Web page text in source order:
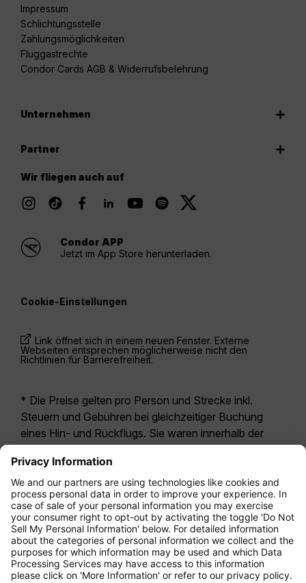
Impressum
Schlichtungsstelle
Zahlungsmöglichkeiten
Fluggastrechte
Condor Cards AGB & Widerrufsbelehrung
Unternehmen
Partner
Wir fliegen auch auf
Condor APP
Jetzt im App Store herunterladen.
Cookie-Einstellungen
Link öffnet sich in einem neuen Fenster. Externe
Webseiten entsprechen möglicherweise nicht den
Richtlinien für Barrierefreiheit.
* Die Preise gelten pro Person und Strecke inkl.
Steuern und Gebühren bei gleichzeitiger Buchung
eines Hin- und Rückflugs. Sie waren innerhalb der
letzten 24 Stunden verfügbar und sind
möglicherweise nicht mehr aktuell. Bei den für die
Economy Class angegebenen Tarifen handelt es
sich i.d.R. um Economy Zero, unsere restriktivste
Tarifoption. Es können hierfür zusätzliche Gebühren
fürAufgabegepäck oder für andere optionale
Leistungen anfallen. Es gelten dieAllgemeinen
Geschäftsbedingungen .